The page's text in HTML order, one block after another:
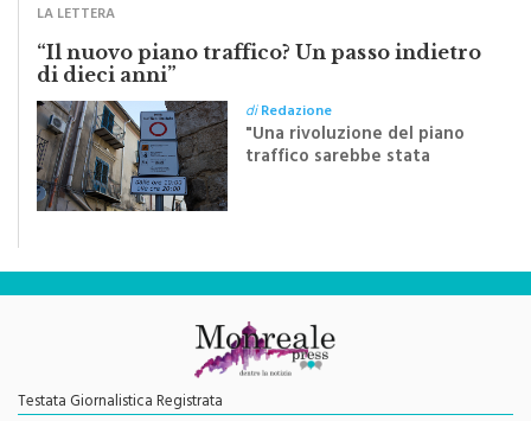
LA LETTERA
“Il nuovo piano traffico? Un passo indietro
di dieci anni”
diRedazione
"Una rivoluzione del piano